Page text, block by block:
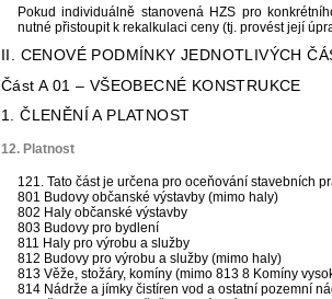
Pokud individuálně stanovená HZS pro
nutné přistoupit k rekalkulaci ceny (tj. provést její
II. CENOVÉ PODMÍNKY JEDNOTLIVÝCH
Část A 01 – VŠEOBECNÉ KONSTRUKCE
1. ČLENĚNÍ A PLATNOST
12. Platnost
121. Tato část je určena pro oceňování stavebních
801 Budovy občanské výstavby (mimo haly)
802 Haly občanské výstavby
803 Budovy pro bydlení
811 Haly pro výrobu a služby
812 Budovy pro výrobu a služby (mimo haly)
813 Věže, stožáry, komíny (mimo 813 8 Komíny
814 Nádrže a jímky čistíren vod a ostatní pozemní